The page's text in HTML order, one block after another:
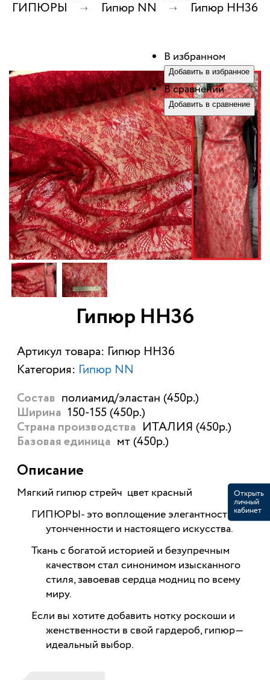
ГИПЮРЫ Гипюр NN Гипюр HH36
Гипюр HH36
Артикул товара: Гипюр HH36
Категория: Гипюр NN
Состав полиамид/эластан (450р.)
Ширина 150-155 (450р.)
Страна производства ИТАЛИЯ (450р.)
Базовая единица мт (450р.)
Описание
Мягкий гипюр стрейч цвет красный
ГИПЮРЫ- это воплощение элегантности,
утонченности и настоящего искусства.
Ткань с богатой историей и безупречным
качеством стал синонимом изысканного
стиля, завоевав сердца модниц по всему
миру.
Если вы хотите добавить нотку роскоши и
женственности в свой гардероб, гипюр—
идеальный выбор.
В избранном
Добавить в избранное
В сравнении
Добавить в сравнение
Открыть
личный
кабинет